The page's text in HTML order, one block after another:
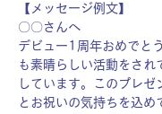
【メッセージ例文】
〇〇さんへ
デビュー1周年おめでと
も素晴らしい活動をされ
しています。このプレゼ
とお祝いの気持ちを込め